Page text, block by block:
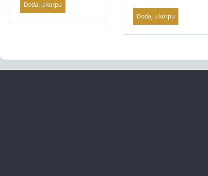
Dodaj u korpu
Dodaj u korpu